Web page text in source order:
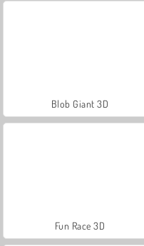
Blob Giant 3D
Fun Race 3D